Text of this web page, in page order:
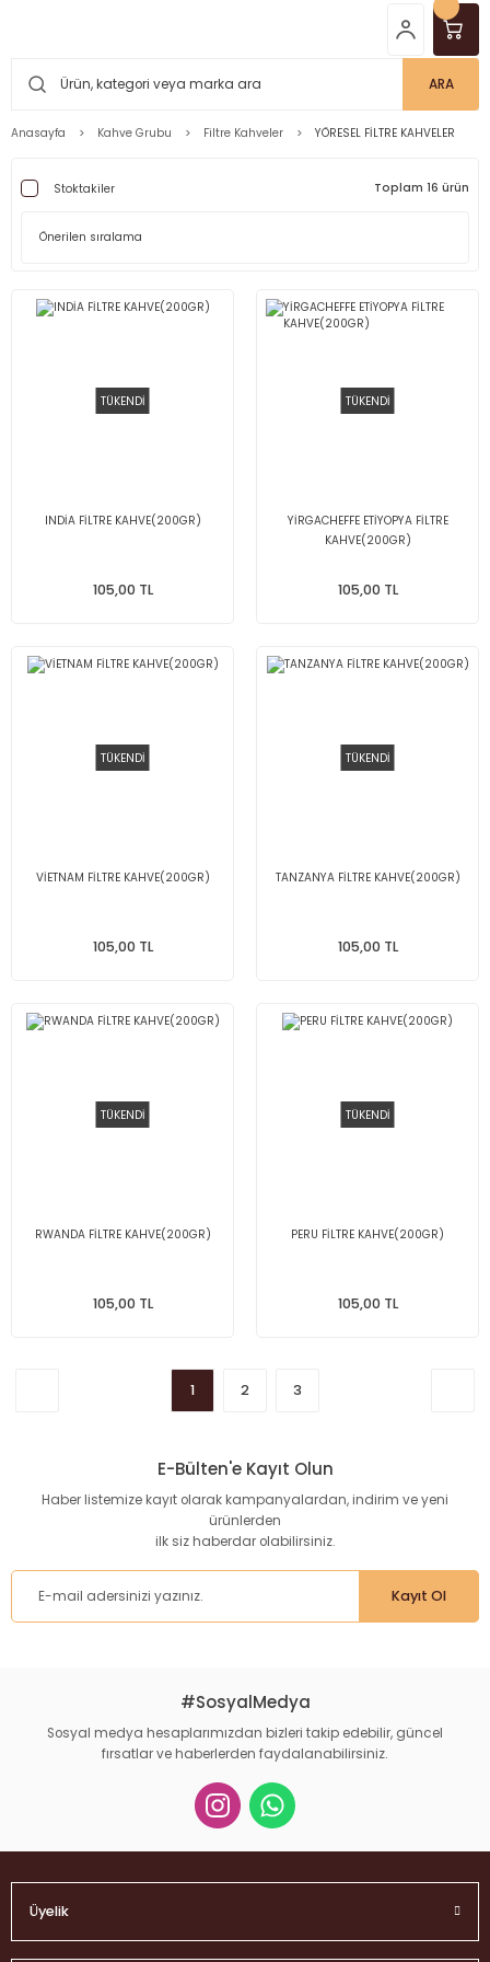
ARA
Anasayfa Kahve Grubu Filtre Kahveler YÖRESEL FİLTRE KAHVELER
Stoktakiler Toplam 16 ürün
TÜKENDİ
INDİA FİLTRE KAHVE(200GR)
105,00 TL
TÜKENDİ
YİRGACHEFFE ETİYOPYA FİLTRE
KAHVE(200GR)
105,00 TL
TÜKENDİ
VİETNAM FİLTRE KAHVE(200GR)
105,00 TL
TÜKENDİ
TANZANYA FİLTRE KAHVE(200GR)
105,00 TL
TÜKENDİ
RWANDA FİLTRE KAHVE(200GR)
105,00 TL
TÜKENDİ
PERU FİLTRE KAHVE(200GR)
105,00 TL
1 2 3
E-Bülten'e Kayıt Olun
Haber listemize kayıt olarak kampanyalardan, indirim ve yeni
ürünlerden
ilk siz haberdar olabilirsiniz.
Kayıt Ol
#SosyalMedya
Sosyal medya hesaplarımızdan bizleri takip edebilir, güncel
fırsatlar ve haberlerden faydalanabilirsiniz.
Üyelik